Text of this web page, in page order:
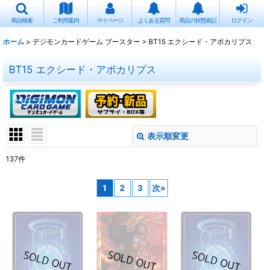
商品検索 ご利用案内 マイページ よくある質問 商品の状態表記 ログイン
ホーム > デジモンカードゲーム ブースター > BT15 エクシード・アポカリプス
BT15 エクシード・アポカリプス
表示順変更
並び順:
絞り込む
137件
1 2 3 次»